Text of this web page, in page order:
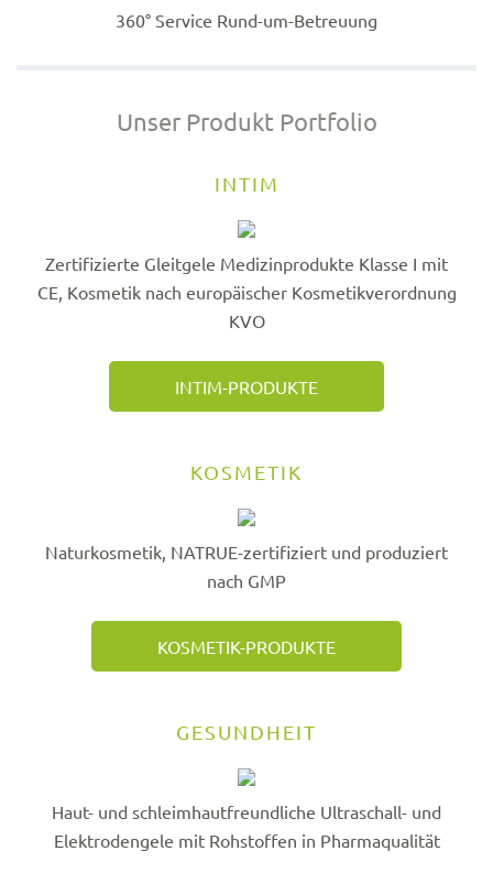
360° Service Rund-um-Betreuung
Unser Produkt Portfolio
INTIM
Zertifizierte Gleitgele Medizinprodukte Klasse I mit
CE, Kosmetik nach europäischer Kosmetikverordnung
KVO
INTIM-PRODUKTE
KOSMETIK
Naturkosmetik, NATRUE-zertifiziert und produziert
nach GMP
KOSMETIK-PRODUKTE
GESUNDHEIT
Haut- und schleimhautfreundliche Ultraschall- und
Elektrodengele mit Rohstoffen in Pharmaqualität